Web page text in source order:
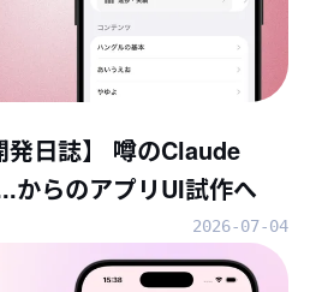
発日誌】 噂のClaude
からのアプリUI試作へ
2026-07-04